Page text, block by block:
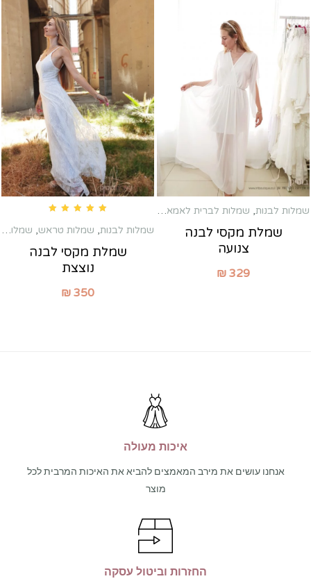
שמלות לבנות, שמלות לברית לאמא, שמלות לשבת חתן, שמלות מקסי
שמלת מקסי לבנה
צנועה
₪ 329
שמלות לבנות, שמלות טראש, שמלות כלה שניה
שמלת מקסי לבנה
נוצצת
₪ 350
איכות מעולה
אנחנו עושים את מירב המאמצים להביא את האיכות המרבית לכל
מוצר
החזרות וביטול עסקה